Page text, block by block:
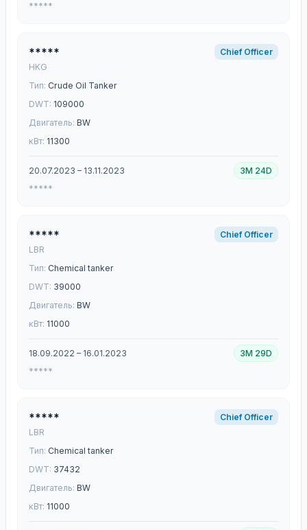
*****
*****
HKG
Chief Officer
Тип: Crude Oil Tanker
DWT: 109000
Двигатель: BW
кВт: 11300
20.07.2023 – 13.11.2023
3M 24D
*****
*****
LBR
Chief Officer
Тип: Chemical tanker
DWT: 39000
Двигатель: BW
кВт: 11000
18.09.2022 – 16.01.2023
3M 29D
*****
*****
LBR
Chief Officer
Тип: Chemical tanker
DWT: 37432
Двигатель: BW
кВт: 11000